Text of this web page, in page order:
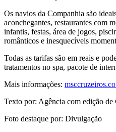
Os navios da Companhia são
aconchegantes, restaurantes com
infantis, festas, área de jogos,
românticos e inesquecíveis
Todas as tarifas são em reais e
tratamentos no spa, pacote de
Mais informações:
Texto por: Agência com edição de
Foto destaque por: Divulgação